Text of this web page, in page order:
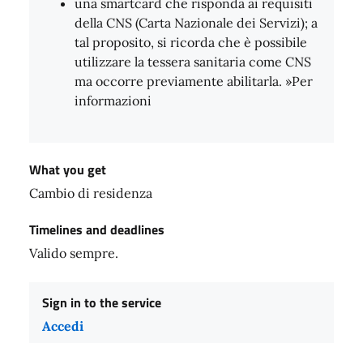
della CNS (Carta Nazionale dei Servizi); a
tal proposito, si ricorda che è possibile
utilizzare la tessera sanitaria come CNS
ma occorre previamente abilitarla. »Per
informazioni
What you get
Cambio di residenza
Timelines and deadlines
Valido sempre.
Sign in to the service
Accedi